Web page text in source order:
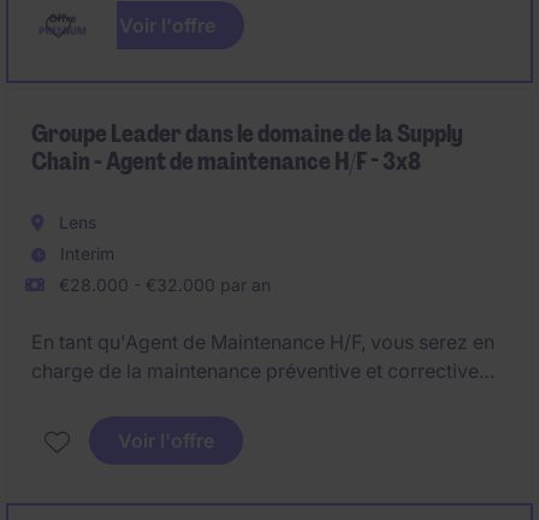
Basé à Saint-Tropez et rattaché à la Direction
Générale, ce poste clé vise à structurer et piloter les
majeurs de maîtrise budgétaire, qualité et éthique
dans un environnement multi-projets.
Voir l'offre
Groupe Leader dans le domaine de la Supply
Chain - Agent de maintenance H/F - 3x8
Lens
Interim
€28.000 - €32.000 par an
En tant qu'Agent de Maintenance H/F, vous serez en
charge de la maintenance préventive et corrective
Vous intervenez en 3x8 sur le site basé à Lens.
Voir l'offre